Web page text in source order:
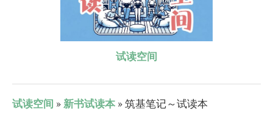
试读空间
试读空间 »新书试读本 » 筑基笔记～试读本